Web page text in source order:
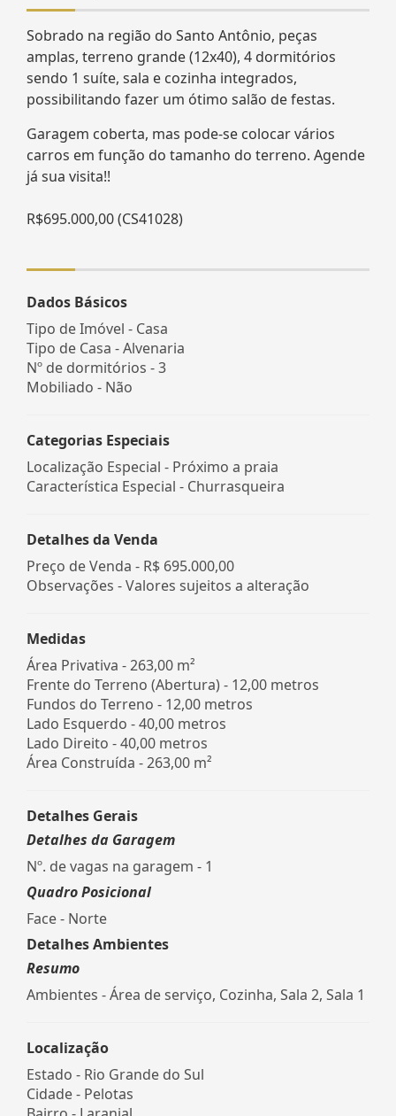
Sobrado na região do Santo Antônio, peças
amplas, terreno grande (12x40), 4 dormitórios
sendo 1 suíte, sala e cozinha integrados,
possibilitando fazer um ótimo salão de festas.
Garagem coberta, mas pode-se colocar vários
carros em função do tamanho do terreno. Agende
já sua visita!!
R$695.000,00 (CS41028)
Dados Básicos
Tipo de Imóvel - Casa
Tipo de Casa - Alvenaria
Nº de dormitórios - 3
Mobiliado - Não
Categorias Especiais
Localização Especial - Próximo a praia
Característica Especial - Churrasqueira
Detalhes da Venda
Preço de Venda - R$ 695.000,00
Observações - Valores sujeitos a alteração
Medidas
Área Privativa - 263,00 m²
Frente do Terreno (Abertura) - 12,00 metros
Fundos do Terreno - 12,00 metros
Lado Esquerdo - 40,00 metros
Lado Direito - 40,00 metros
Área Construída - 263,00 m²
Detalhes Gerais
Detalhes da Garagem
Nº. de vagas na garagem - 1
Quadro Posicional
Face - Norte
Detalhes Ambientes
Resumo
Ambientes - Área de serviço, Cozinha, Sala 2, Sala 1
Localização
Estado - Rio Grande do Sul
Cidade - Pelotas